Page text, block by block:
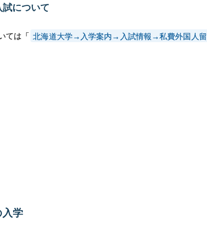
について
ては「 北海道大学→入学案内→入試情報→私費外国人
入学